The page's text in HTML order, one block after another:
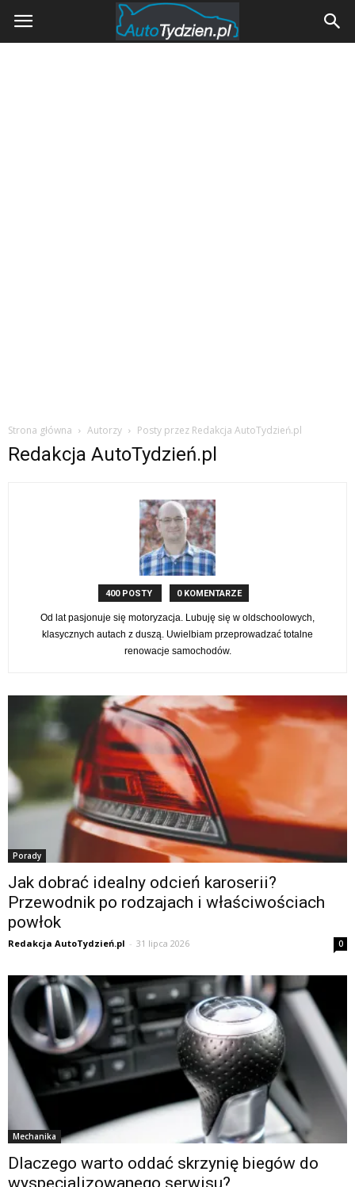
AutoTydzien.pl
Strona główna Autorzy Posty przez Redakcja AutoTydzień.pl
Redakcja AutoTydzień.pl
400 POSTY 0 KOMENTARZE
Od lat pasjonuje się motoryzacja. Lubuję się w oldschoolowych,
klasycznych autach z duszą. Uwielbiam przeprowadzać totalne
renowacje samochodów.
Porady
Jak dobrać idealny odcień karoserii?
Przewodnik po rodzajach i właściwościach
powłok
Redakcja AutoTydzień.pl - 31 lipca 2026 0
Mechanika
Dlaczego warto oddać skrzynię biegów do
wyspecjalizowanego serwisu?